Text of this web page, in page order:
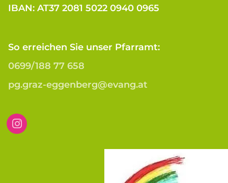
IBAN: AT37 2081 5022 0940 0965
So erreichen Sie unser Pfarramt:
0699/188 77 658
pg.graz-eggenberg@evang.at